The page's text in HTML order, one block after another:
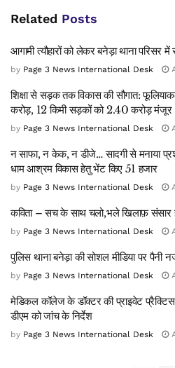
Related Posts
आगामी त्यौहारों को लेकर बनेड़ा थाना परिसर
by Page 3 News International Desk
शिक्षा से सड़क तक विकास की सौगात:
करोड़, 12 किमी सड़कों को 2.40 करोड़ मंजूर
by Page 3 News International Desk
न साफा, न केक, न डीजे… सादगी से मनाया
धाम आश्रम विकास हेतु भेंट किए 51 हजार
by Page 3 News International Desk
कविता – सच के साथ चलो,भले खिलाफ़ संसार
by Page 3 News International Desk
पुलिस थाना बनेड़ा की सोशल मीडिया पर पैनी
by Page 3 News International Desk
मेडिकल कॉलेज के डॉक्टर की प्राइवेट
डीएम को जांच के निर्देश
by Page 3 News International Desk